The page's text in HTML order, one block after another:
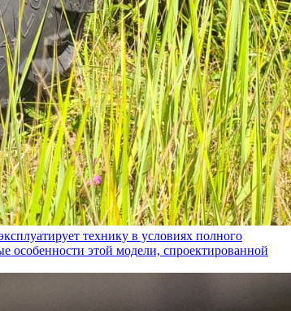
технику в условиях полного
особенности этой модели, спроектированной